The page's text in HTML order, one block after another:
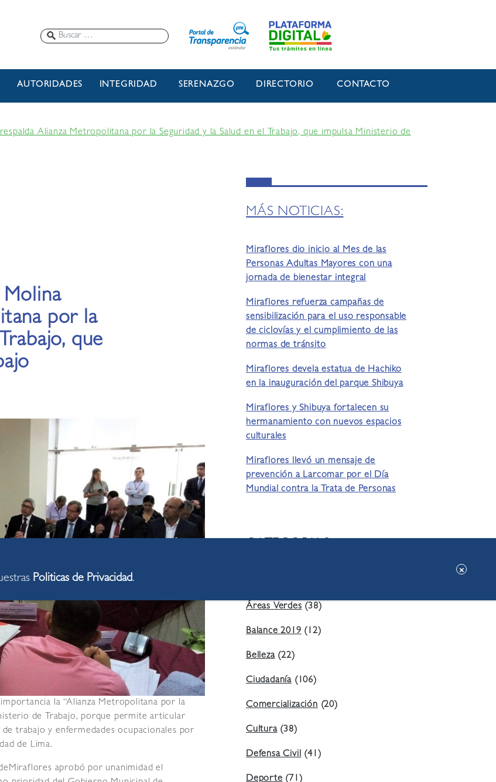
AUTORIDADES INTEGRIDAD SERENAZGO DIRECTORIO CONTACTO
Alianza Metropolitana por la Seguridad y la Salud en el Trabajo, que impulsa Ministerio de
por la
que
la “Alianza Metropolitana por la
de Trabajo, porque permite articular
trabajo y enfermedades ocupacionales por
de Lima.
aprobó por unanimidad el
MÁS NOTICIAS:
Miraflores dio inicio al Mes de las
Personas Adultas Mayores con una
jornada de bienestar integral
Miraflores refuerza campañas de
sensibilización para el uso responsable
de ciclovías y el cumplimiento de las
normas de tránsito
Miraflores devela estatua de Hachiko
en la inauguración del parque Shibuya
Miraflores y Shibuya fortalecen su
hermanamiento con nuevos espacios
culturales
Miraflores llevó un mensaje de
prevención a Larcomar por el Día
Mundial contra la Trata de Personas
Áreas Verdes(38)
Balance 2019(12)
Belleza(22)
Ciudadanía (106)
Comercialización(20)
Cultura(38)
Defensa Civil(41)
Deporte(71)
Politicas de Privacidad.